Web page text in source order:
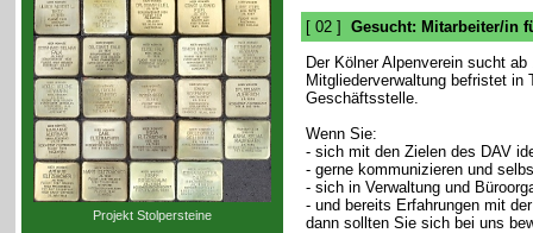
Projekt Stolpersteine
[ 02 ] Gesucht: Mitarbeiter/in
Der Kölner Alpenverein sucht
Mitgliederverwaltung befristet in
Geschäftsstelle.
Wenn Sie:
- sich mit den Zielen des DAV
- gerne kommunizieren und
- sich in Verwaltung und
- und bereits Erfahrungen mit
dann sollten Sie sich bei uns